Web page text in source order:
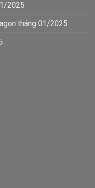
2025
tháng 01/2025